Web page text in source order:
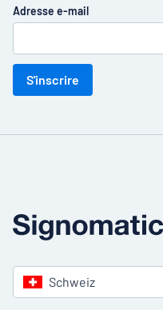
Adresse e-mail
S'inscrire
Schweiz